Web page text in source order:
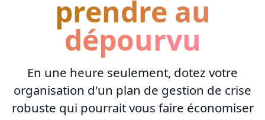
prendre au
dépourvu
En une heure seulement, dotez votre
organisation d'un plan de gestion de crise
robuste qui pourrait vous faire économiser